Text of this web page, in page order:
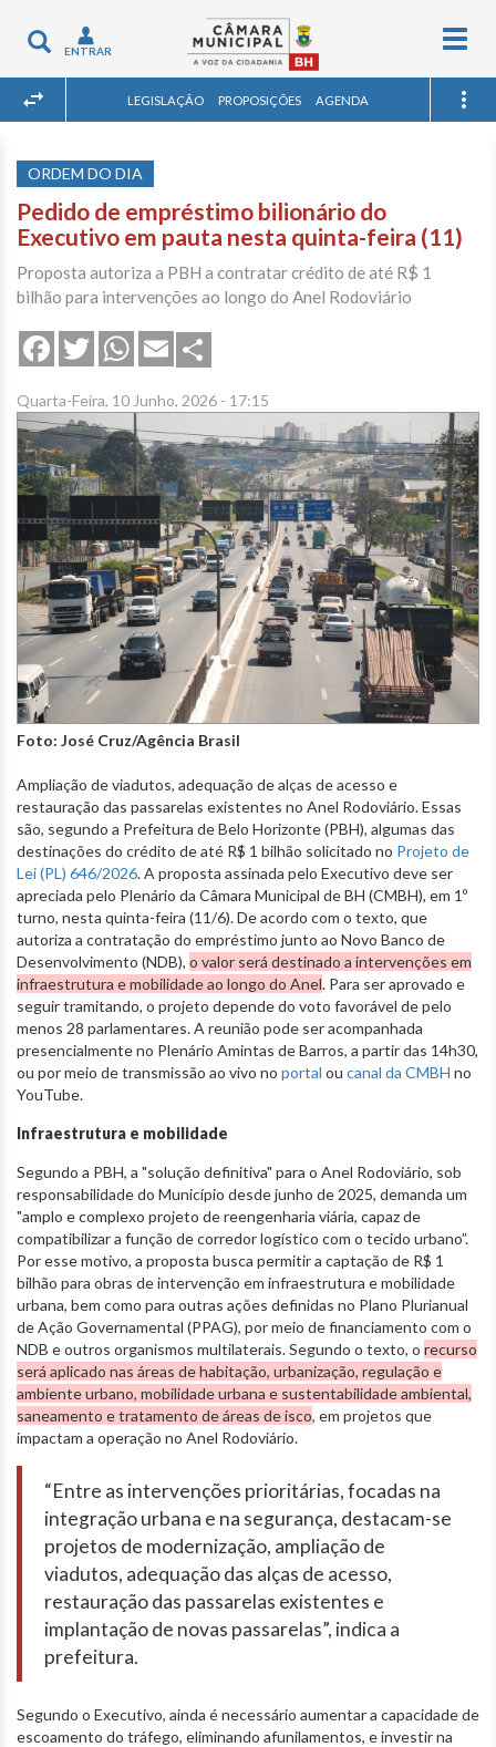
Toggle
navigation
ENTRAR
LEGISLAÇÃO PROPOSIÇÕES AGENDA
ORDEM DO DIA
Pedido de empréstimo bilionário do
Executivo em pauta nesta quinta-feira (11)
Proposta autoriza a PBH a contratar crédito de até R$ 1
bilhão para intervenções ao longo do Anel Rodoviário
FacebookTwitterWhatsApp
Email
Quarta-Feira, 10 Junho, 2026 - 17:15
Foto: José Cruz/Agência Brasil
Ampliação de viadutos, adequação de alças de acesso e
restauração das passarelas existentes no Anel Rodoviário. Essas
são, segundo a Prefeitura de Belo Horizonte (PBH), algumas das
destinações do crédito de até R$ 1 bilhão solicitado no Projeto de
Lei (PL) 646/2026. A proposta assinada pelo Executivo deve ser
apreciada pelo Plenário da Câmara Municipal de BH (CMBH), em 1º
turno, nesta quinta-feira (11/6). De acordo com o texto, que
autoriza a contratação do empréstimo junto ao Novo Banco de
Desenvolvimento (NDB), o valor será destinado a intervenções em
infraestrutura e mobilidade ao longo do Anel. Para ser aprovado e
seguir tramitando, o projeto depende do voto favorável de pelo
menos 28 parlamentares. A reunião pode ser acompanhada
presencialmente no Plenário Amintas de Barros, a partir das 14h30,
ou por meio de transmissão ao vivo no portal ou canal da CMBH no
YouTube.
Infraestrutura e mobilidade
Segundo a PBH, a "solução definitiva" para o Anel Rodoviário, sob
responsabilidade do Município desde junho de 2025, demanda um
"amplo e complexo projeto de reengenharia viária, capaz de
compatibilizar a função de corredor logístico com o tecido urbano”.
Por esse motivo, a proposta busca permitir a captação de R$ 1
bilhão para obras de intervenção em infraestrutura e mobilidade
urbana, bem como para outras ações definidas no Plano Plurianual
de Ação Governamental (PPAG), por meio de financiamento com o
NDB e outros organismos multilaterais. Segundo o texto, o recurso
será aplicado nas áreas de habitação, urbanização, regulação e
ambiente urbano, mobilidade urbana e sustentabilidade ambiental,
saneamento e tratamento de áreas de isco, em projetos que
impactam a operação no Anel Rodoviário.
“Entre as intervenções prioritárias, focadas na
integração urbana e na segurança, destacam-se
projetos de modernização, ampliação de
viadutos, adequação das alças de acesso,
restauração das passarelas existentes e
implantação de novas passarelas”, indica a
prefeitura.
Segundo o Executivo, ainda é necessário aumentar a capacidade de
escoamento do tráfego, eliminando afunilamentos, e investir na